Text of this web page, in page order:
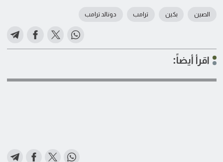
الصين بكين ترامب دونالد ترامب
اقرأ أيضاً: